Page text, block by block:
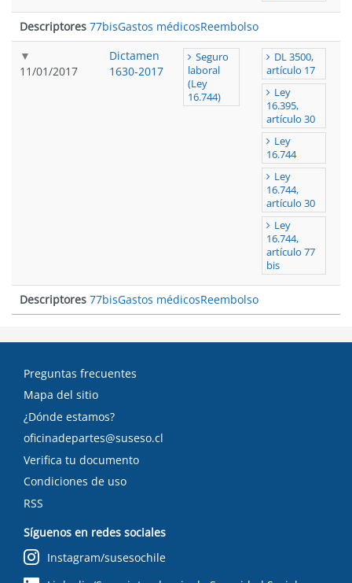
Descriptores 77bisGastos médicosReembolso
11/01/2017
Dictamen
1630-2017
Seguro
laboral
(Ley
16.744)
DL 3500,
artículo 17
Ley
16.395,
artículo 30
Ley
16.744
Ley
16.744,
artículo 30
Ley
16.744,
artículo 77
bis
Descriptores 77bisGastos médicosReembolso
Preguntas frecuentes
Mapa del sitio
¿Dónde estamos?
oficinadepartes@suseso.cl
Verifica tu documento
Condiciones de uso
RSS
Síguenos en redes sociales
Instagram/susesochile